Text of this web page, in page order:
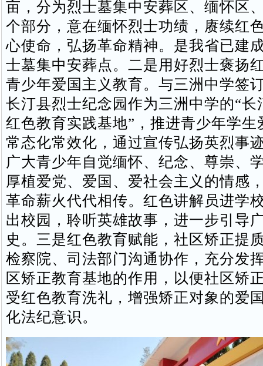
亩，分为烈士墓集中安葬区、缅怀区
个部分，意在缅怀烈士功绩，赓续红
心使命，弘扬革命精神。是我省已建
士墓集中安葬点。二是用好烈士褒扬
青少年爱国主义教育。与三洲中学签
长汀县烈士纪念园作为三洲中学的“长
红色教育实践基地”，推进青少年学生
常态化常效化，通过宣传弘扬英烈事
广大青少年自觉缅怀、纪念、尊崇、
厚植爱党、爱国、爱社会主义的情感
革命薪火代代相传。红色讲解员进学
出校园，聆听英雄故事，进一步引导
史。三是红色教育赋能，社区矫正提
检察院、司法部门沟通协作，充分发
区矫正教育基地的作用，以便社区矫
受红色教育洗礼，增强矫正对象的爱
化法纪意识。